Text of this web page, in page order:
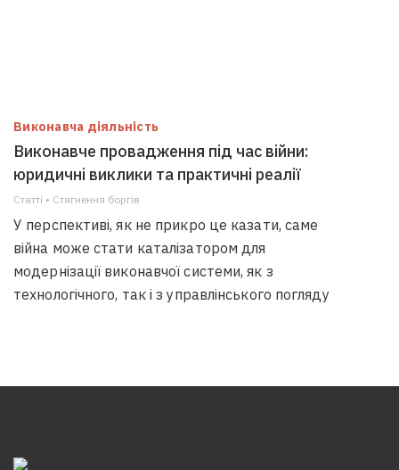
Виконавча діяльність
Виконавче провадження під час війни:
юридичні виклики та практичні реалії
Статті • Стягнення боргiв
У перспективі, як не прикро це казати, саме
війна може стати каталізатором для
модернізації виконавчої системи, як з
технологічного, так і з управлінського погляду